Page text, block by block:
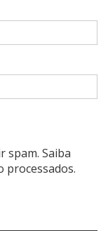
spam. Saiba
processados.